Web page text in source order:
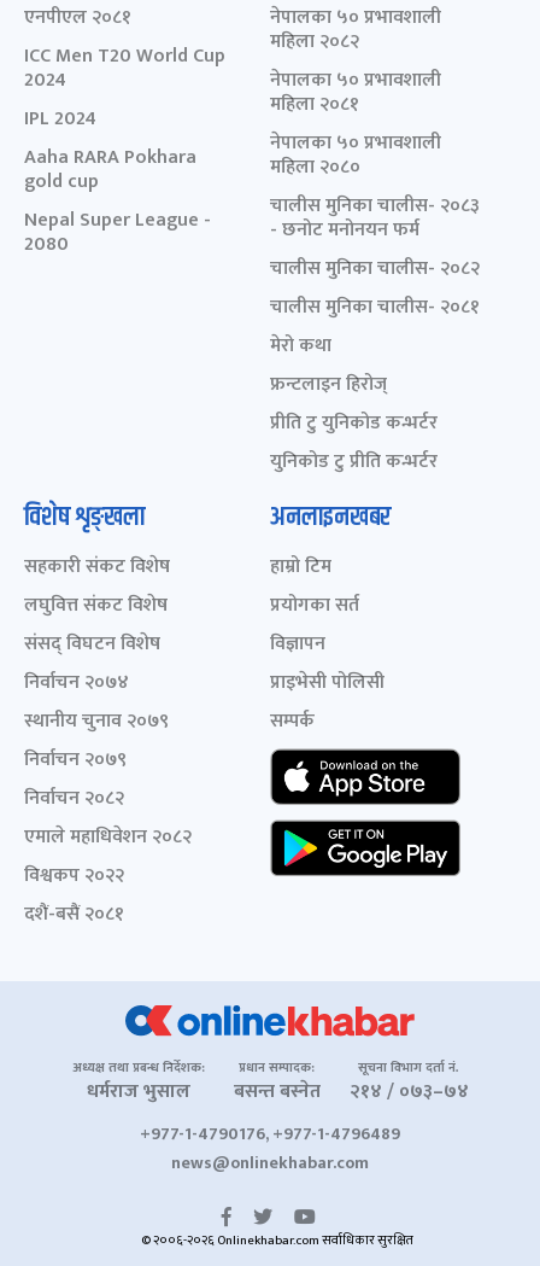
एनपीएल २०८१
ICC Men T20 World Cup
2024
IPL 2024
Aaha RARA Pokhara
gold cup
Nepal Super League -
2080
नेपालका ५० प्रभावशाली
महिला २०८२
नेपालका ५० प्रभावशाली
महिला २०८१
नेपालका ५० प्रभावशाली
महिला २०८०
चालीस मुनिका चालीस- २०८३
- छनोट मनोनयन फर्म
चालीस मुनिका चालीस- २०८२
चालीस मुनिका चालीस- २०८१
मेरो कथा
फ्रन्टलाइन हिरोज्
प्रीति टु युनिकोड कन्भर्टर
युनिकोड टु प्रीति कन्भर्टर
विशेष शृङ्खला
सहकारी संकट विशेष
लघुवित्त संकट विशेष
संसद् विघटन विशेष
निर्वाचन २०७४
स्थानीय चुनाव २०७९
निर्वाचन २०७९
निर्वाचन २०८२
एमाले महाधिवेशन २०८२
विश्वकप २०२२
दशैं-बसैं २०८१
अनलाइनखबर
हाम्रो टिम
प्रयोगका सर्त
विज्ञापन
प्राइभेसी पोलिसी
सम्पर्क
अध्यक्ष तथा प्रबन्ध निर्देशक:
धर्मराज भुसाल
प्रधान सम्पादक:
बसन्त बस्नेत
सूचना विभाग दर्ता नं.
२१४ / ०७३–७४
+977-1-4790176, +977-1-4796489
news@onlinekhabar.com
© २००६-२०२६ Onlinekhabar.com सर्वाधिकार सुरक्षित